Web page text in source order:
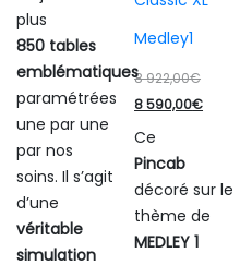
plus
850 tables
emblématiques
paramétrées
une par une
par nos
soins. Il s’agit
d’une
véritable
simulation
Medley1
8 922,00€Le
prix
8 590,00€Le
est :
Ce
Pincab
décoré sur le
thème de
MEDLEY 1